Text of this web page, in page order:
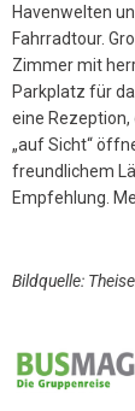
Havenwelten
Fahrradtour.
Zimmer mit
Parkplatz für
eine Rezeption,
„auf Sicht“
freundlichem
Empfehlung.
Bildquelle: